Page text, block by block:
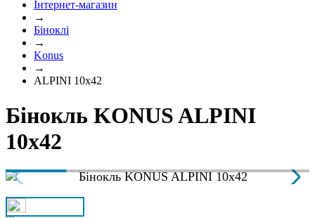
Інтернет-магазин
→
Біноклі
→
Konus
→
ALPINI 10x42
Бінокль KONUS ALPINI
10x42